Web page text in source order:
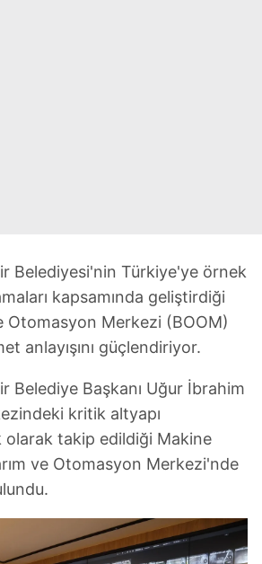
Belediyesi'nin Türkiye'ye örnek
kapsamında geliştirdiği
Otomasyon Merkezi (BOOM)
anlayışını güçlendiriyor.
Belediye Başkanı Uğur İbrahim
kritik altyapı
olarak takip edildiği Makine
ve Otomasyon Merkezi'nde